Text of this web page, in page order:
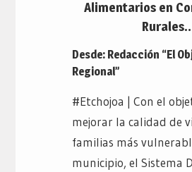
Alimentarios en
Desde: Redacción “El
Regional”
#Etchojoa | Con el
mejorar la calidad de
familias más
municipio, el Sistema